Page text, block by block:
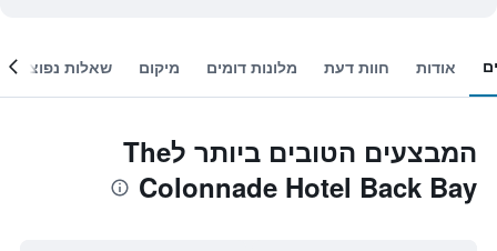
אודות חוות דעת מלונות דומים מיקום שאלות נפוצות
המבצעים הטובים ביותר לThe
Colonnade Hotel Back Bay